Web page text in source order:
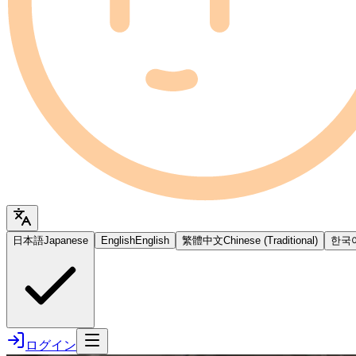
日本語Japanese EnglishEnglish 繁體中文Chinese (Traditional) 한국
ログイン